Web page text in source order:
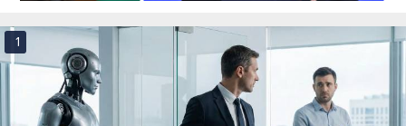
جهود ترمب في غزة
1